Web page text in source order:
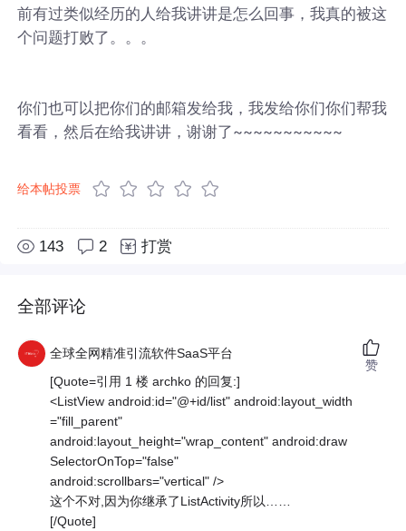
前有过类似经历的人给我讲讲是怎么回事，我真的被这
个问题打败了。。。
你们也可以把你们的邮箱发给我，我发给你们你们帮我
看看，然后在给我讲讲，谢谢了~~~~~~~~~~~
给本帖投票
143 2 打赏
全部评论
全球全网精准引流软件SaaS平台
[Quote=引用 1 楼 archko 的回复:]
<ListView android:id="@+id/list" android:layout_width
="fill_parent"
android:layout_height="wrap_content" android:draw
SelectorOnTop="false"
android:scrollbars="vertical" />
这个不对,因为你继承了ListActivity所以……
[/Quote]
赞